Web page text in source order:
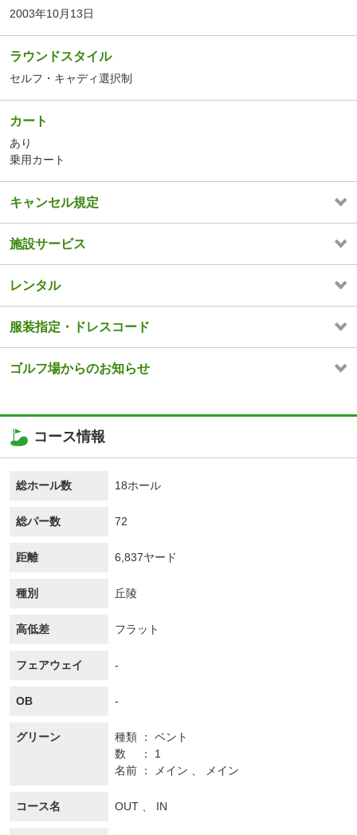
2003年10月13日
ラウンドスタイル
セルフ・キャディ選択制
カート
あり
乗用カート
キャンセル規定
施設サービス
レンタル
服装指定・ドレスコード
ゴルフ場からのお知らせ
コース情報
総ホール数 18ホール
総パー数 72
距離 6,837ヤード
種別 丘陵
高低差 フラット
フェアウェイ -
OB -
グリーン 種類
ベント
数
1
名前
メイン 、 メイン
コース名 OUT 、 IN